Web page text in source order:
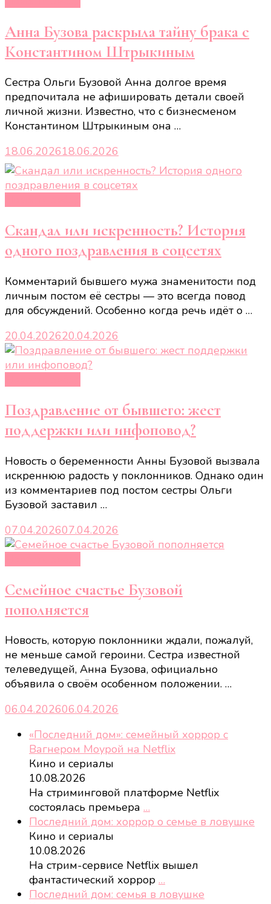
Анна Бузова раскрыла тайну брака с
Константином Штрыкиным
Сестра Ольги Бузовой Анна долгое время
предпочитала не афишировать детали своей
личной жизни. Известно, что с бизнесменом
Константином Штрыкиным она …
18.06.202618.06.2026
Скандал или искренность? История
одного поздравления в соцсетях
Комментарий бывшего мужа знаменитости под
личным постом её сестры — это всегда повод
для обсуждений. Особенно когда речь идёт о …
20.04.202620.04.2026
Поздравление от бывшего: жест
поддержки или инфоповод?
Новость о беременности Анны Бузовой вызвала
искреннюю радость у поклонников. Однако один
из комментариев под постом сестры Ольги
Бузовой заставил …
07.04.202607.04.2026
Семейное счастье Бузовой
пополняется
Новость, которую поклонники ждали, пожалуй,
не меньше самой героини. Сестра известной
телеведущей, Анна Бузова, официально
объявила о своём особенном положении. …
06.04.202606.04.2026
«Последний дом»: семейный хоррор с
Вагнером Моурой на Netflix
Кино и сериалы
10.08.2026
На стриминговой платформе Netflix
состоялась премьера …
Последний дом: хоррор о семье в ловушке
Кино и сериалы
10.08.2026
На стрим-сервисе Netflix вышел
фантастический хоррор …
Последний дом: семья в ловушке